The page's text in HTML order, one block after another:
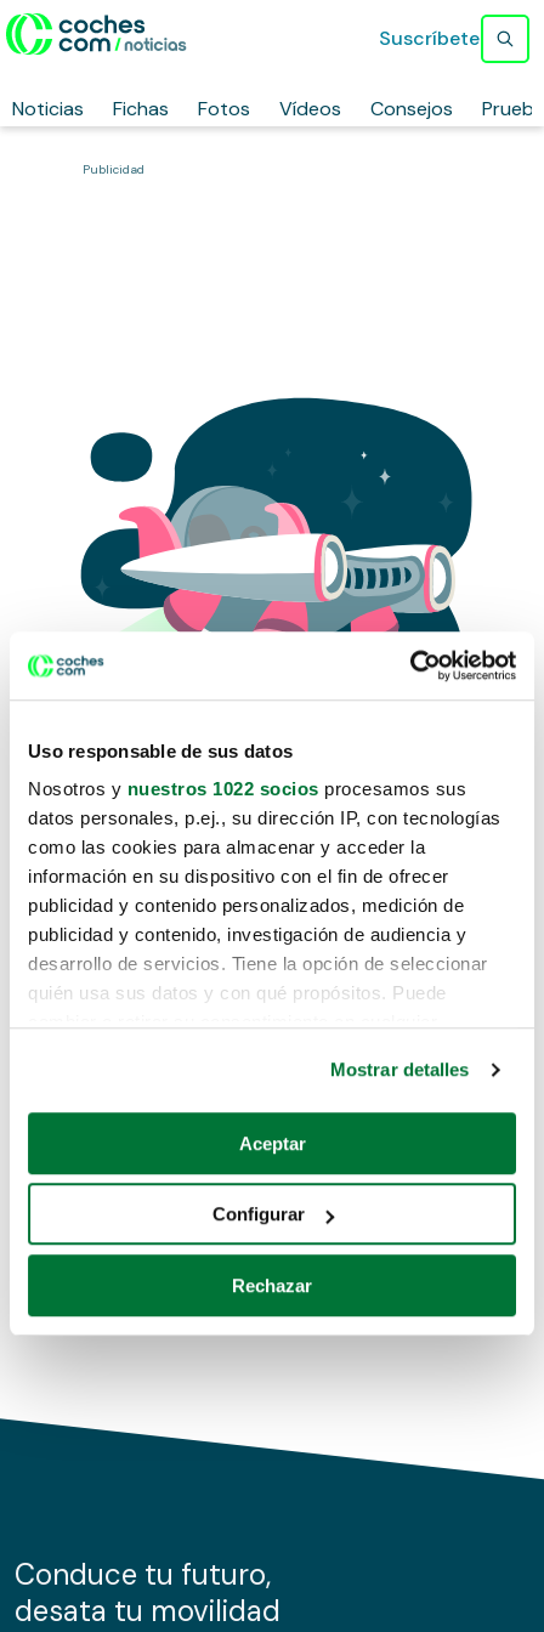
Uso responsable de sus datos
Nosotros y nuestros 1022 socios procesamos sus
datos personales, p.ej., su dirección IP, con tecnologías
como las cookies para almacenar y acceder la
información en su dispositivo con el fin de ofrecer
publicidad y contenido personalizados, medición de
publicidad y contenido, investigación de audiencia y
desarrollo de servicios. Tiene la opción de seleccionar
quién usa sus datos y con qué propósitos. Puede
Si lo permite, también quisiéramos:
Recopilar información sobre su ubicación geográfica
Identificar su dispositivo analizándolo activamente
para buscar características específicas (huellas
Obtenga más información sobre cómo se procesan sus
de cookies.
información sobre el uso que haga del sitio web con
nuestros partners de redes sociales, publicidad y análisis
Mostrar detalles
Aceptar
Configurar
Rechazar
Noticias Fichas Fotos Vídeos Consejos
Suscríbete
Publicidad
Lo sentimos, no sabemos como
te hemos traido hasta aquí.
Pero puedes encontrar el coche que estás
buscando en alguno de estos enlaces:
Coches de segunda mano
Coches de km0
Conduce tu futuro,
desata tu movilidad